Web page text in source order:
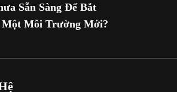
Sẵn Sàng Để Bắt
Môi Trường Mới?